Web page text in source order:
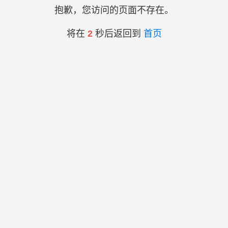
抱歉，您访问的页面不存在。
将在 2秒后返回到 首页